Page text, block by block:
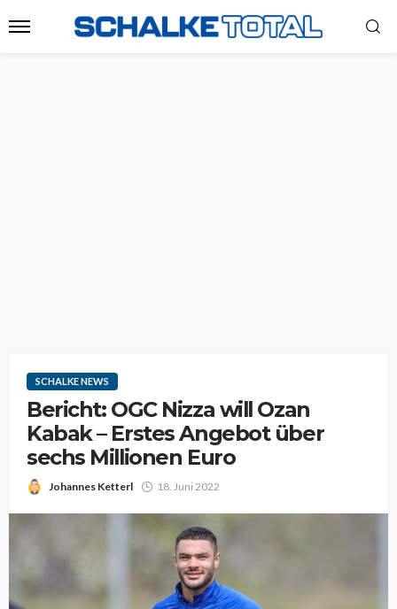
SCHALKE NEWS
Bericht: OGC Nizza will Ozan
Kabak – Erstes Angebot über
sechs Millionen Euro
Johannes Ketterl 18. Juni 2022